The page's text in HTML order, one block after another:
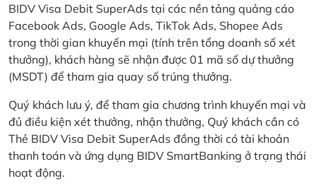
BIDV Visa Debit SuperAds tại các nền tảng quảng cáo
Facebook Ads, Google Ads, TikTok Ads, Shopee Ads
trong thời gian khuyến mại (tính trên tổng doanh số xét
thưởng), khách hàng sẽ nhận được 01 mã số dự thưởng
(MSDT) để tham gia quay số trúng thưởng.
Quý khách lưu ý, để tham gia chương trình khuyến mại và
đủ điều kiện xét thưởng, nhận thưởng, Quý khách cần có
Thẻ BIDV Visa Debit SuperAds đồng thời có tài khoản
thanh toán và ứng dụng BIDV SmartBanking ở trạng thái
hoạt động.